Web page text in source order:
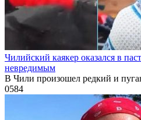
Чилийский каякер оказался в
невредимым
В Чили произошел редкий и
0584